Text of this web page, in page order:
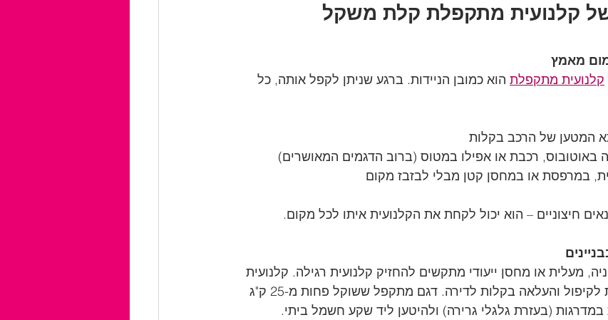
של קלנועית מתקפלת קלת משקל
קלנועית מתקפלת הוא כמובן הניידות. ברגע שניתן לקפל אותה, כל
המטען של הרכב בקלות
באוטובוס, רכבת או אפילו במטוס (ברוב הדגמים המאושרים)
במרפסת או במחסן קטן מבלי לבזבז מקום
חיצוניים – הוא יכול לקחת את הקלנועית איתו לכל מקום.
מעלית או מחסן ייעודי מתקשים להחזיק קלנועית רגילה. קלנועית
מתקפלת, לעומת זאת, ניתנת לקיפול והעלאה בקלות לדירה. דגם מתקפל ששוקל פחות מ-25 ק"ג
(בעזרת גלגלי גרירה) ולהיטען ליד שקע חשמל ביתי.